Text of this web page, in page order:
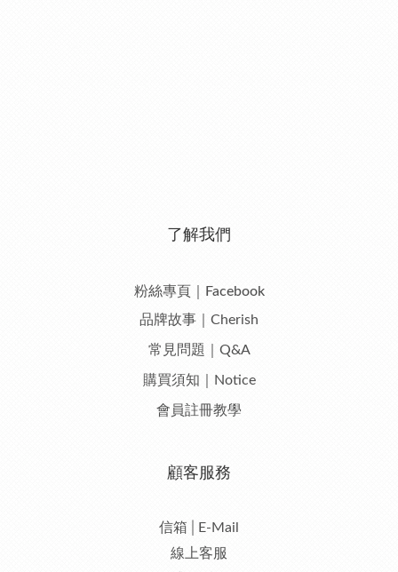
了解我們
粉絲專頁｜Facebook
品牌故事｜Cherish
常見問題｜Q&A
購買須知｜Notice
會員註冊教學
顧客服務
信箱│E-Mail
線上客服